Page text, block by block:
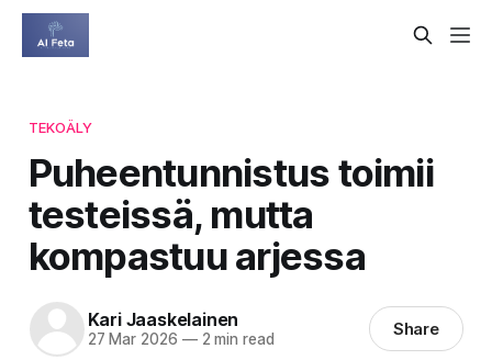
TEKOÄLY
Puheentunnistus toimii
testeissä, mutta
kompastuu arjessa
Kari Jaaskelainen
27 Mar 2026 —2 min read Share